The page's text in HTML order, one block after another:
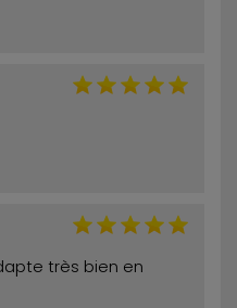
très bien en